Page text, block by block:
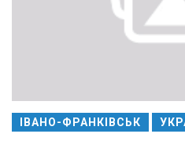
ІВАНО-ФРАНКІВСЬК